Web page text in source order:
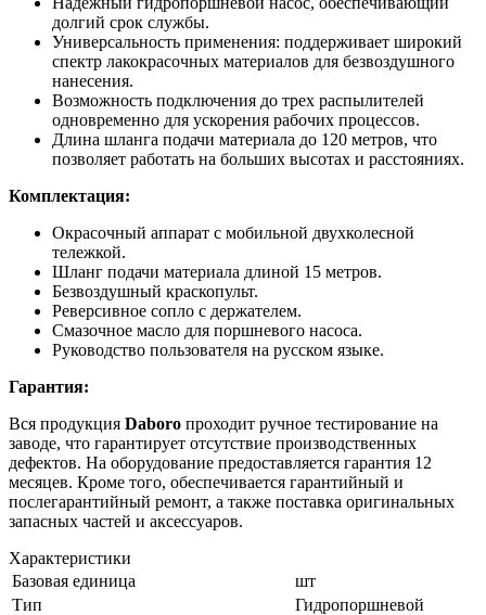
долгий срок службы.
Универсальность применения: поддерживает широкий
спектр лакокрасочных материалов для безвоздушного
нанесения.
Возможность подключения до трех распылителей
одновременно для ускорения рабочих процессов.
Длина шланга подачи материала до 120 метров, что
позволяет работать на больших высотах и расстояниях.
Комплектация:
Окрасочный аппарат с мобильной двухколесной
тележкой.
Шланг подачи материала длиной 15 метров.
Безвоздушный краскопульт.
Реверсивное сопло с держателем.
Смазочное масло для поршневого насоса.
Руководство пользователя на русском языке.
Гарантия:
Вся продукция Daboro проходит ручное тестирование на
заводе, что гарантирует отсутствие производственных
дефектов. На оборудование предоставляется гарантия 12
месяцев. Кроме того, обеспечивается гарантийный и
послегарантийный ремонт, а также поставка оригинальных
запасных частей и аксессуаров.
Характеристики
Базовая единица
шт
Тип
Гидропоршневой